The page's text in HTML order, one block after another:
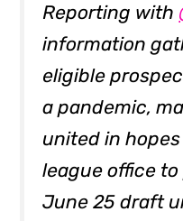
Reporting with
information
eligible
a pandemic,
united in
league office
June 25 draft